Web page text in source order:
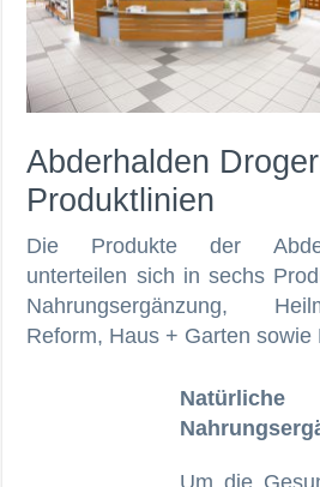
Abderhalden
Produktlinien
Die Produkte der
unterteilen sich in sechs
Nahrungsergänzung,
Reform, Haus + Garten sowie
Natürliche